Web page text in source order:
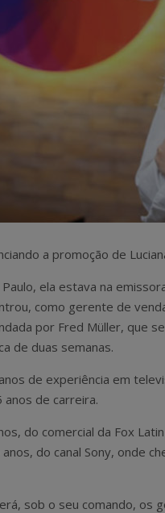
a promoção de
Paulo, ela estava na
como gerente de
por Fred Müller, que
de duas semanas.
de experiência em
anos de carreira.
do comercial da Fox
do canal Sony, onde
sob o seu comando, os